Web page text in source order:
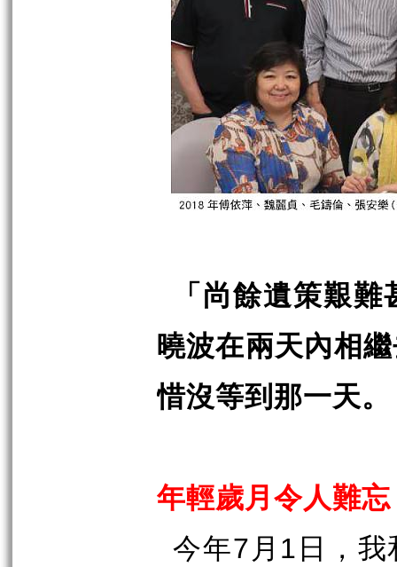
「尚餘遺策艱
曉波在兩天內相
惜沒等到那一天。
年輕歲月令人難忘
今年7 月 1 日，